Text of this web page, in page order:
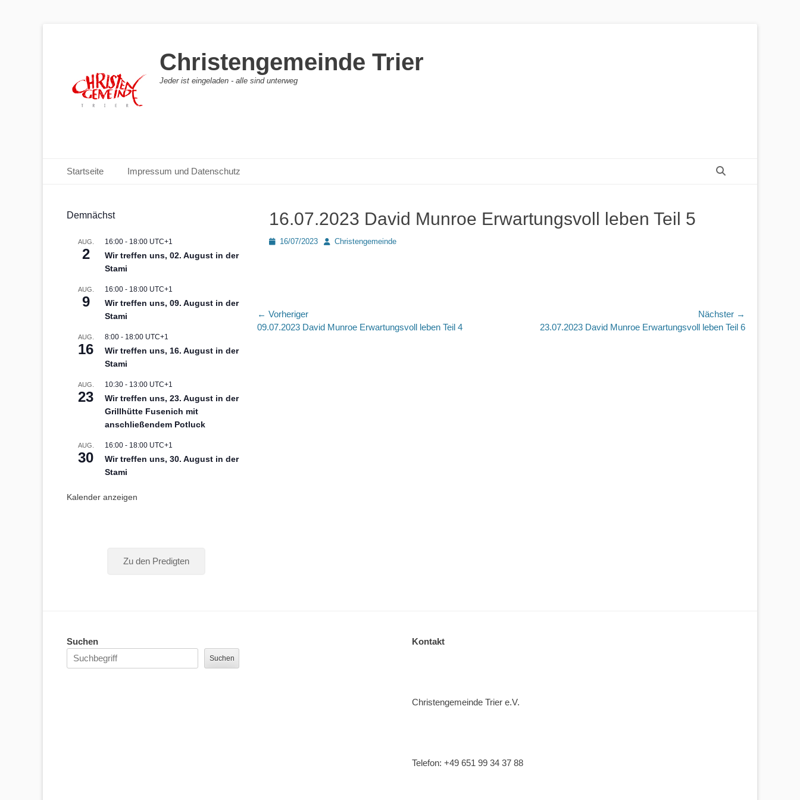
Christengemeinde Trier
Jeder ist eingeladen - alle sind unterweg
Primäres Menü
Inhalt
Startseite Impressum und Datenschutz
16.07.2023 David Munroe Erwartungsvoll leben Teil 5
Posted16/07/2023 AutorChristengemeinde
Beitragsnavigation
← Vorheriger
Vorheriger
09.07.2023 David Munroe Erwartungsvoll leben Teil 4
Nächster →
23.07.2023 David Munroe Erwartungsvoll leben Teil 6
Demnächst
AUG.
2
16:00 - 18:00 UTC+1
Wir treffen uns, 02. August in der
Stami
AUG.
9
16:00 - 18:00 UTC+1
Wir treffen uns, 09. August in der
Stami
AUG.
16
8:00 - 18:00 UTC+1
Wir treffen uns, 16. August in der
Stami
AUG.
23
10:30 - 13:00 UTC+1
Wir treffen uns, 23. August in der
Grillhütte Fusenich mit
anschließendem Potluck
AUG.
30
16:00 - 18:00 UTC+1
Wir treffen uns, 30. August in der
Stami
Kalender anzeigen
Zu den Predigten
Suchen
Suchen
Kontakt
Christengemeinde Trier e.V.
Telefon: +49 651 99 34 37 88